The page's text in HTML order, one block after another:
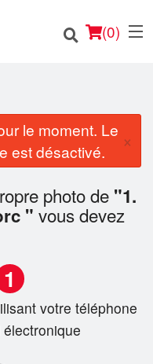
(0)
le moment. Le
est désactivé.
×
photo de "1.
" vous devez
1
votre téléphone